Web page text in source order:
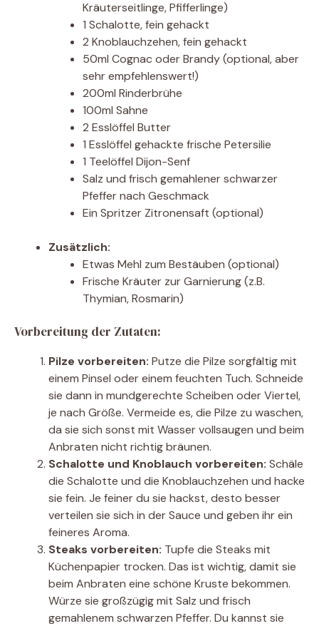
Kräuterseitlinge, Pfifferlinge)
1 Schalotte, fein gehackt
2 Knoblauchzehen, fein gehackt
50ml Cognac oder Brandy (optional, aber
sehr empfehlenswert!)
200ml Rinderbrühe
100ml Sahne
2 Esslöffel Butter
1 Esslöffel gehackte frische Petersilie
1 Teelöffel Dijon-Senf
Salz und frisch gemahlener schwarzer
Pfeffer nach Geschmack
Ein Spritzer Zitronensaft (optional)
Zusätzlich:
Etwas Mehl zum Bestäuben (optional)
Frische Kräuter zur Garnierung (z.B.
Thymian, Rosmarin)
Vorbereitung der Zutaten:
Pilze vorbereiten: Putze die Pilze sorgfältig mit
einem Pinsel oder einem feuchten Tuch. Schneide
sie dann in mundgerechte Scheiben oder Viertel,
je nach Größe. Vermeide es, die Pilze zu waschen,
da sie sich sonst mit Wasser vollsaugen und beim
Anbraten nicht richtig bräunen.
Schalotte und Knoblauch vorbereiten: Schäle
die Schalotte und die Knoblauchzehen und hacke
sie fein. Je feiner du sie hackst, desto besser
verteilen sie sich in der Sauce und geben ihr ein
feineres Aroma.
Steaks vorbereiten: Tupfe die Steaks mit
Küchenpapier trocken. Das ist wichtig, damit sie
beim Anbraten eine schöne Kruste bekommen.
Würze sie großzügig mit Salz und frisch
gemahlenem schwarzen Pfeffer. Du kannst sie